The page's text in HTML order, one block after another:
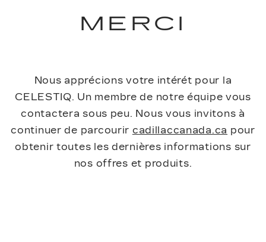
MERCI
Nous apprécions votre intérét pour la
CELESTIQ. Un membre de notre équipe vous
contactera sous peu. Nous vous invitons à
continuer de parcourir cadillaccanada.ca pour
obtenir toutes les dernières informations sur
nos offres et produits.